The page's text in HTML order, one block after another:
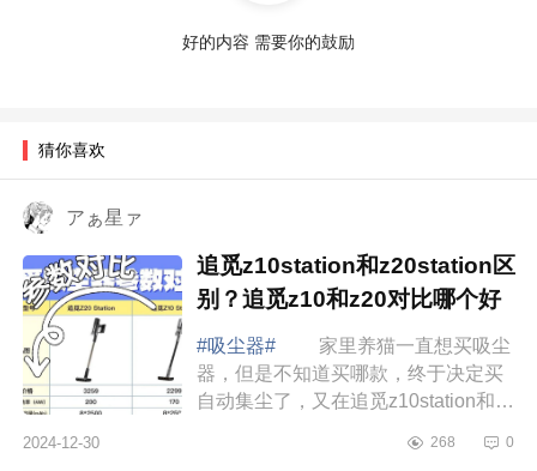
好的内容 需要你的鼓励
猜你喜欢
アぁ星ァ
追觅z10station和z20station区
别？追觅z10和z20对比哪个好
#吸尘器#
家里养猫一直想买吸尘
器，但是不知道买哪款，终于决定买
自动集尘了，又在追觅z10station和追
都买了。下面小编为大家介绍下追觅
2024-12-30 268 0